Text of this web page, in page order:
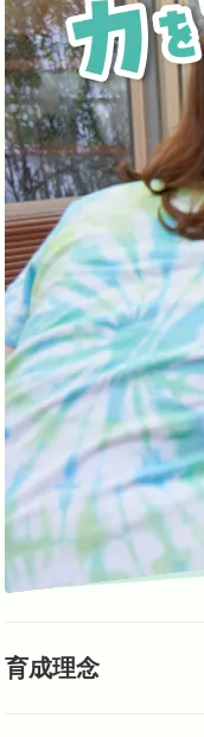
育成理念